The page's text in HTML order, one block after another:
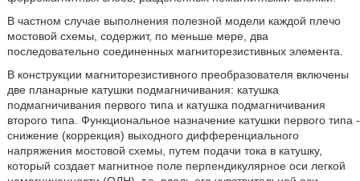
В частном случае выполнения полезной модели каждой плечо
мостовой схемы, содержит, по меньше мере, два
последовательно соединенных магниторезистивных элемента.
В конструкции магниторезистивного преобразователя включены
две планарные катушки подмагничивания: катушка
подмагничивания первого типа и катушка подмагничивания
второго типа. Функциональное назначение катушки первого типа -
снижение (коррекция) выходного дифференциального
напряжения мостовой схемы, путем подачи тока в катушку,
который создает магнитное поле перпендикулярное оси легкой